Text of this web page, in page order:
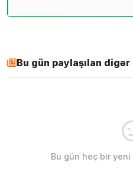
Bu gün paylaşılan
Bu gün heç bir yeni